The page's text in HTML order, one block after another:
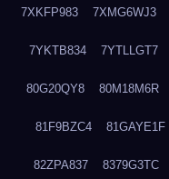
7XKFP983 7XMG6WJ3
7YKTB834 7YTLLGT7
80G20QY8 80M18M6R
81F9BZC4 81GAYE1F
82ZPA837 8379G3TC